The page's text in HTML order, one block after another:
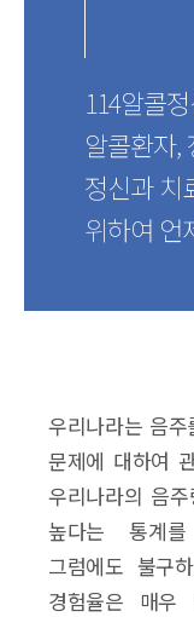
114알콜
알콜환자,
정신과 치
위하여 언
우리나라는 음
문제에 대하여
우리나라의 음
높다는 통계
그럼에도 불구
경험율은 매우